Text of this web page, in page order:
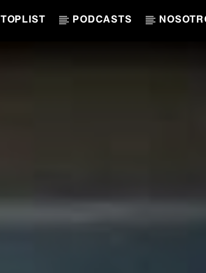
TOPLIST PODCASTS